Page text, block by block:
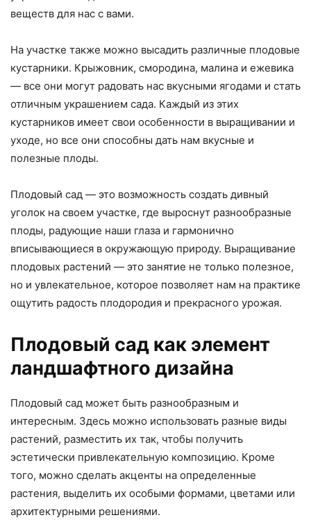
веществ для нас с вами.
На участке также можно высадить различные плодовые
кустарники. Крыжовник, смородина, малина и ежевика
— все они могут радовать нас вкусными ягодами и стать
отличным украшением сада. Каждый из этих
кустарников имеет свои особенности в выращивании и
уходе, но все они способны дать нам вкусные и
полезные плоды.
Плодовый сад — это возможность создать дивный
уголок на своем участке, где выроснут разнообразные
плоды, радующие наши глаза и гармонично
вписывающиеся в окружающую природу. Выращивание
плодовых растений — это занятие не только полезное,
но и увлекательное, которое позволяет нам на практике
ощутить радость плодородия и прекрасного урожая.
Плодовый сад как элемент
ландшафтного дизайна
Плодовый сад может быть разнообразным и
интересным. Здесь можно использовать разные виды
растений, разместить их так, чтобы получить
эстетически привлекательную композицию. Кроме
того, можно сделать акценты на определенные
растения, выделить их особыми формами, цветами или
архитектурными решениями.